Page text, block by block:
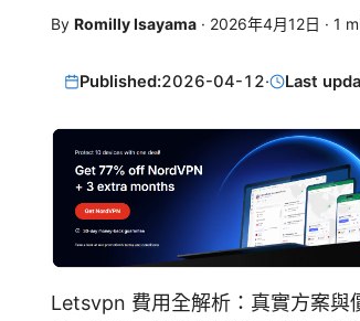
By Romilly Isayama · 2026年4月12日 · 1
Published:2026-04-12· Last
Letsvpn 費用全解析：真實方案